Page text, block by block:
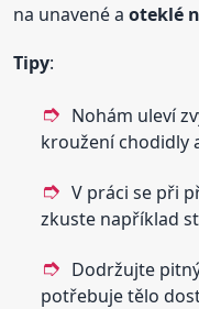
na unavené aoteklé
Tipy:
Nohám uleví
kroužení chodidly
V práci se při
zkuste například
Dodržujte
potřebuje tělo